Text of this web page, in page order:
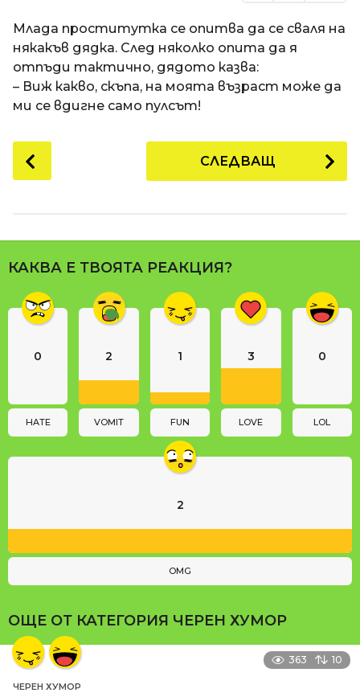
Млада проститутка се опитва да се сваля на
някакъв дядка. След няколко опита да я
отпъди тактично, дядото казва:
– Виж какво, скъпа, на моята възраст може да
ми се вдигне само пулсът!
o
P
a
g
n
o
СЛЕДВАЩ
КАКВА Е ТВОЯТА РЕАКЦИЯ?
0
HATE
2
VOMIT
1
FUN
3
LOVE
0
LOL
2
OMG
ОЩЕ ОТ КАТЕГОРИЯ ЧЕРЕН ХУМОР
363 10
ЧЕРЕН ХУМОР